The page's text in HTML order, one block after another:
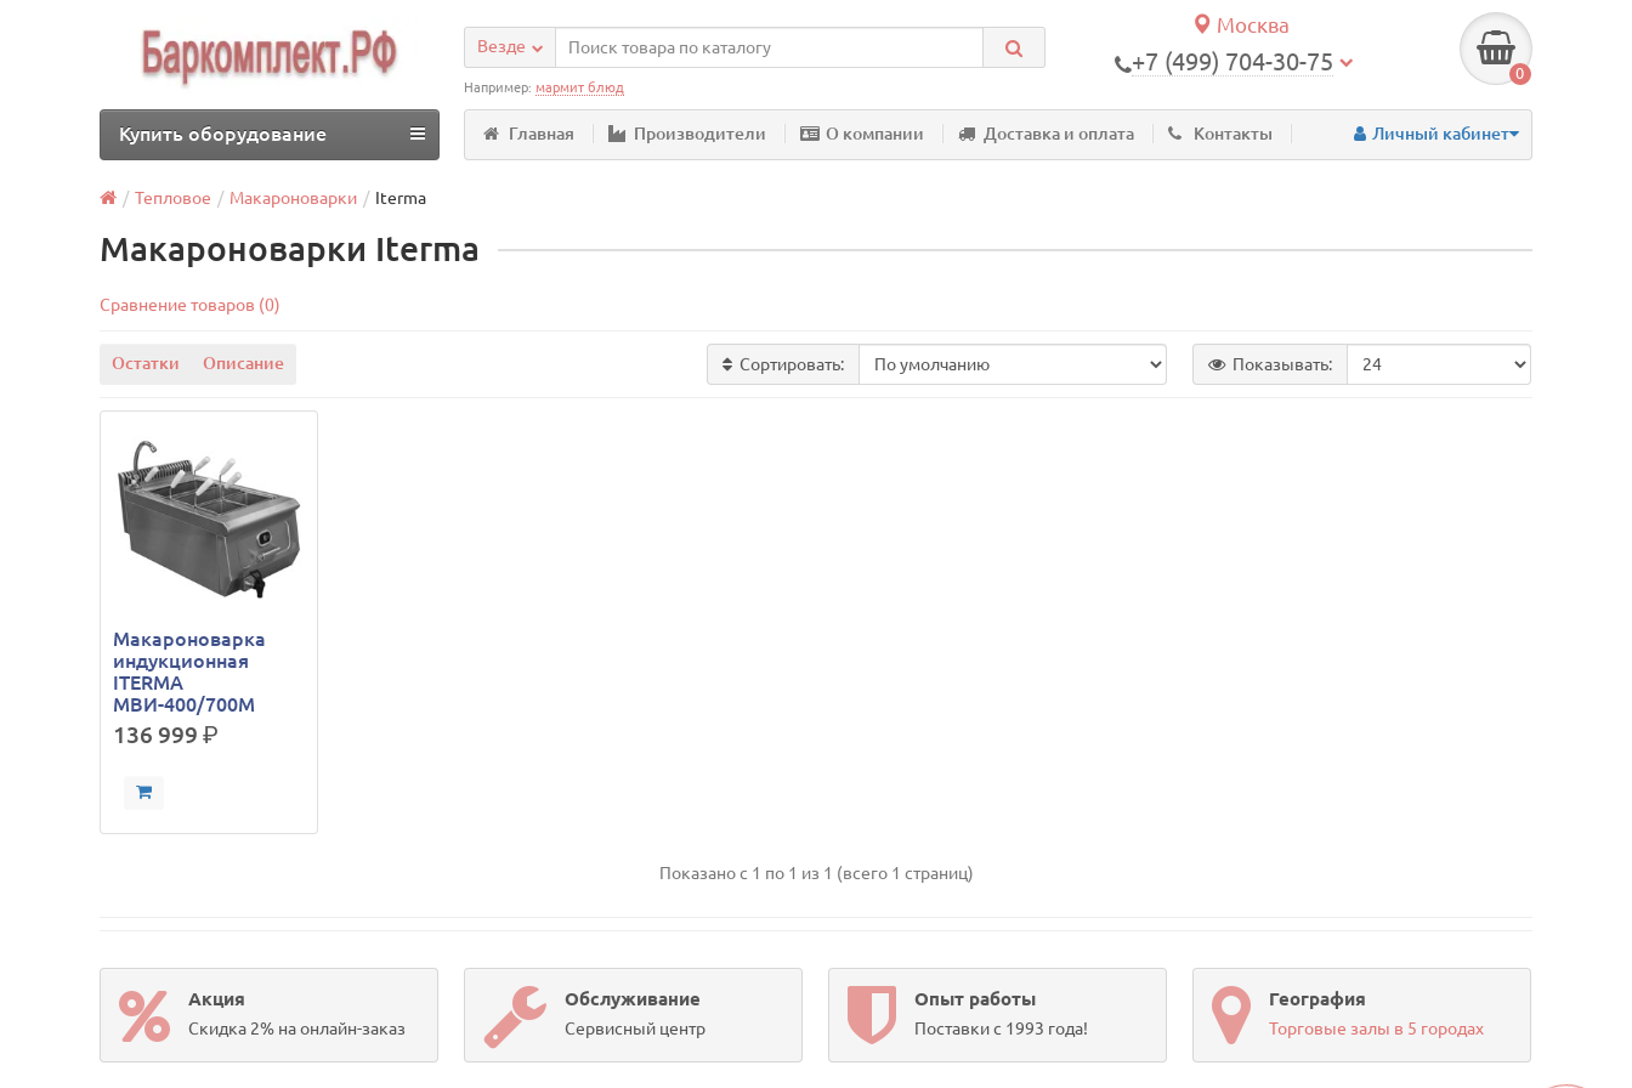
Москва
+7 (499) 704-30-75 0
Везде
Например:мармит блюд
Главная Производители О компании Доставка и оплата Контакты Личный кабинет
Купить оборудование
Тепловое Макароноварки Iterma
Макароноварки Iterma
Сравнение товаров (0)
Остатки Описание Сортировать: Показывать:
Макароноварка
индукционная
ITERMA
МВИ-400/700М
136 999р.
Показано с 1 по 1 из 1 (всего 1 страниц)
Акция
Скидка 2% на онлайн-заказ
Обслуживание
Сервисный центр
Опыт работы
Поставки с 1993 года!
География
Торговые залы в 5 городах